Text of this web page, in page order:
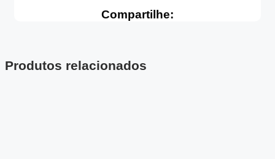
Compartilhe:
Produtos relacionados